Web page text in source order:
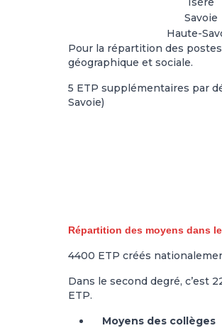
Savoie
Haute-
Pour la répartition des
géographique et sociale.
5 ETP supplémentaires par
Savoie)
Répartition des moyens dans
4400 ETP créés
Dans le second degré, c’est
ETP.
Moyens des collèges